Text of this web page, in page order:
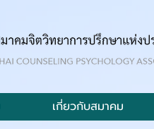
เกี่ยวกับสมาคม